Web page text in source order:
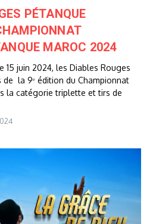
PÉTANQUE
MAROC 2024
15 juin 2024, les Diables Rouges
la 9ᵉ édition du Championnat
la catégorie triplette et tirs de